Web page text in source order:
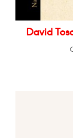
David